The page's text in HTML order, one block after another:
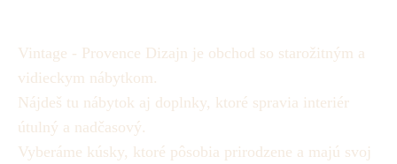
Vintage - Provence Dizajn je obchod so starožitným a
vidieckym nábytkom.
Nájdeš tu nábytok aj doplnky, ktoré spravia interiér
útulný a nadčasový.
Vyberáme kúsky, ktoré pôsobia prirodzene a majú svoj